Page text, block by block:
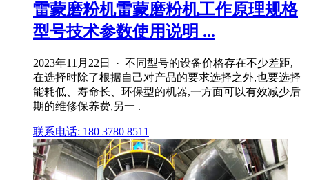
雷蒙磨粉机雷蒙磨粉机工作原理规格
型号技术参数使用说明 ...
2023年11月22日 · 不同型号的设备价格存在不少差距,
在选择时除了根据自己对产品的要求选择之外,也要选择
能耗低、寿命长、环保型的机器,一方面可以有效减少后
期的维修保养费,另一 .
联系电话: 180 3780 8511